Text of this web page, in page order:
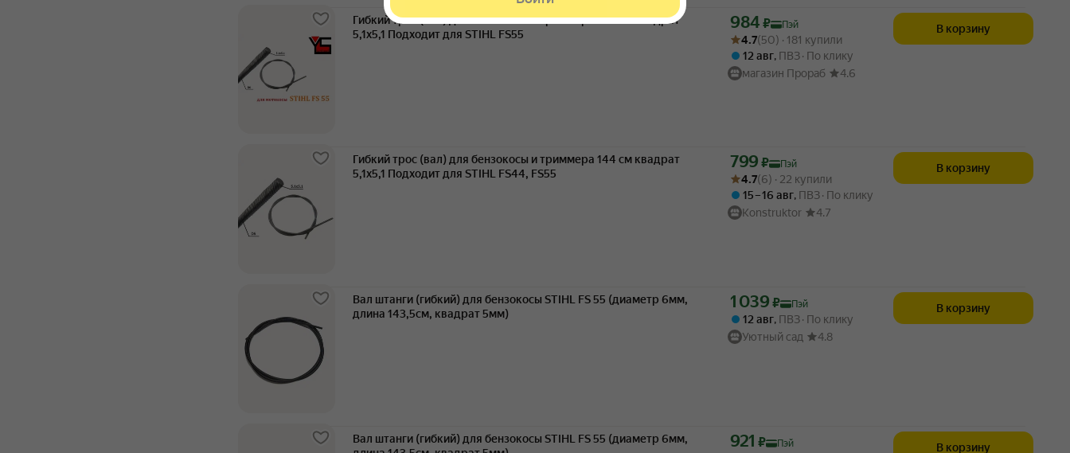
Гибкий трос (вал) для бензокосы и триммера 144 см квадрат
5,1х5,1 Подходит для STIHL FS55
Цена с картой Яндекс Пэй 984 ₽ вместо
984 ₽
Пэй
Рейтинг товара: 4.7 из 5
Оценок: (50) · 181 купили
4.7(50) · 181 купили
12 авг, ПВЗ По клику
магазин Прораб
4.6
В корзину
Гибкий трос (вал) для бензокосы и триммера 144 см квадрат
5,1х5,1 Подходит для STIHL FS44, FS55
Цена с картой Яндекс Пэй 799 ₽ вместо
799 ₽
Пэй
Рейтинг товара: 4.7 из 5
Оценок: (6) · 22 купили
4.7(6) · 22 купили
15 – 16 авг, ПВЗ По клику
Konstruktor
4.7
В корзину
Вал штанги (гибкий) для бензокосы STIHL FS 55 (диаметр 6мм,
длина 143,5см, квадрат 5мм)
Цена с картой Яндекс Пэй 1039 ₽ вместо
1 039 ₽ Пэй
12 авг, ПВЗ По клику
Уютный сад
4.8
В корзину
Вал штанги (гибкий) для бензокосы STIHL FS 55 (диаметр 6мм,
Цена с картой Яндекс Пэй 921 ₽ вместо
921 ₽ Пэй В корзину